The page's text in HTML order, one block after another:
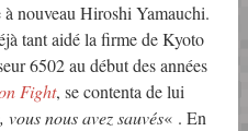
nouveau Hiroshi Yamauchi.
tant aidé la firme de Kyoto
6502 au début des années
Fight, se contenta de lui
nous avez sauvés« . En